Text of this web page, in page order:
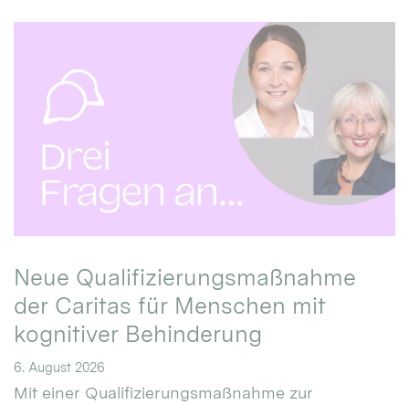
Neue Qualifizierungsmaßnahme
der Caritas für Menschen mit
kognitiver Behinderung
6. August 2026
Mit einer Qualifizierungsmaßnahme zur